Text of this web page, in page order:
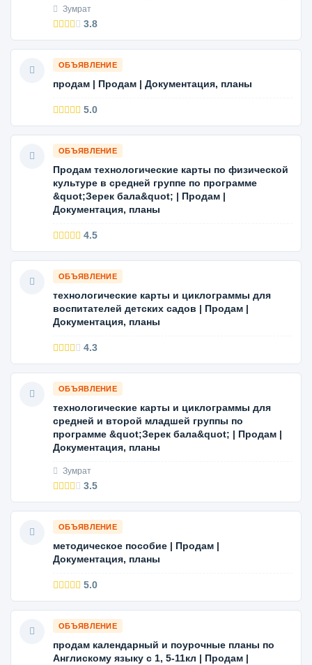
Зумрат
3.8
ОБЪЯВЛЕНИЕ
продам | Продам | Документация, планы
5.0
ОБЪЯВЛЕНИЕ
Продам технологические карты по физической
культуре в средней группе по программе
&quot;Зерек бала&quot; | Продам |
Документация, планы
4.5
ОБЪЯВЛЕНИЕ
технологические карты и циклограммы для
воспитателей детских садов | Продам |
Документация, планы
4.3
ОБЪЯВЛЕНИЕ
технологические карты и циклограммы для
средней и второй младшей группы по
программе &quot;Зерек бала&quot; | Продам |
Документация, планы
Зумрат
3.5
ОБЪЯВЛЕНИЕ
методическое пособие | Продам |
Документация, планы
5.0
ОБЪЯВЛЕНИЕ
продам календарный и поурочные планы по
Англискому языку с 1, 5-11кл | Продам |